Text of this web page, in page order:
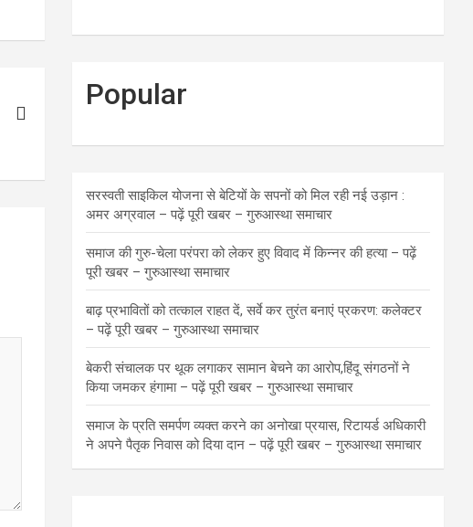
Popular
सरस्वती साइकिल योजना से बेटियों के सपनों को मिल रही नई उड़ान :
अमर अग्रवाल – पढ़ें पूरी खबर – गुरुआस्था समाचार
समाज की गुरु-चेला परंपरा को लेकर हुए विवाद में किन्नर की हत्या – पढ़ें
पूरी खबर – गुरुआस्था समाचार
बाढ़ प्रभावितों को तत्काल राहत दें, सर्वे कर तुरंत बनाएं प्रकरण: कलेक्टर
– पढ़ें पूरी खबर – गुरुआस्था समाचार
बेकरी संचालक पर थूक लगाकर सामान बेचने का आरोप,हिंदू संगठनों ने
किया जमकर हंगामा – पढ़ें पूरी खबर – गुरुआस्था समाचार
समाज के प्रति समर्पण व्यक्त करने का अनोखा प्रयास, रिटायर्ड अधिकारी
ने अपने पैतृक निवास को दिया दान – पढ़ें पूरी खबर – गुरुआस्था समाचार